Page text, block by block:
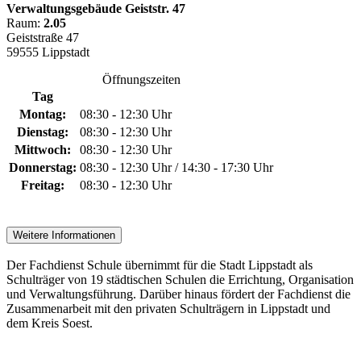
Verwaltungsgebäude Geiststr. 47
Raum: 2.05
Geiststraße 47
59555 Lippstadt
Öffnungszeiten
Tag
Montag:
08:30 - 12:30 Uhr
Dienstag:
08:30 - 12:30 Uhr
Mittwoch:
08:30 - 12:30 Uhr
Donnerstag: 08:30 - 12:30 Uhr / 14:30 - 17:30 Uhr
Freitag:
08:30 - 12:30 Uhr
Weitere Informationen
Der Fachdienst Schule übernimmt für die Stadt Lippstadt als
Schulträger von 19 städtischen Schulen die Errichtung, Organisation
und Verwaltungsführung. Darüber hinaus fördert der Fachdienst die
Zusammenarbeit mit den privaten Schulträgern in Lippstadt und
dem Kreis Soest.